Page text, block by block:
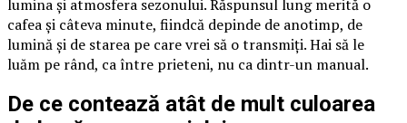
lumina și atmosfera sezonului. Răspunsul lung merită o
cafea și câteva minute, fiindcă depinde de anotimp, de
lumină și de starea pe care vrei să o transmiți. Hai să le
luăm pe rând, ca între prieteni, nu ca dintr-un manual.
De ce contează atât de mult culoarea